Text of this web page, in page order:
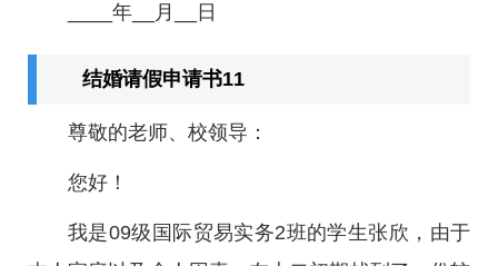
____年__月__日
结婚请假申请书11
尊敬的老师、校领导：
您好！
我是09级国际贸易实务2班的学生张欣，由于